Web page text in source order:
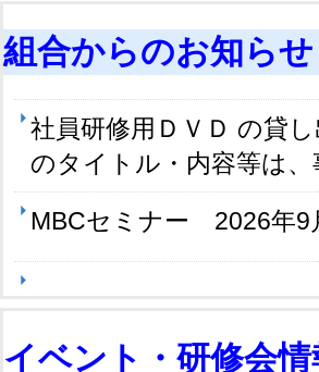
組合からのお知らせ
社員研修用ＤＶＤ の貸
のタイトル・内容等は
MBCセミナー 2026年9
イベント・研修会情